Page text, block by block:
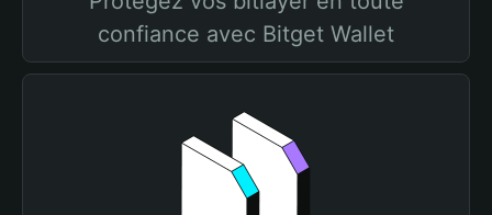
confiance avec Bitget Wallet